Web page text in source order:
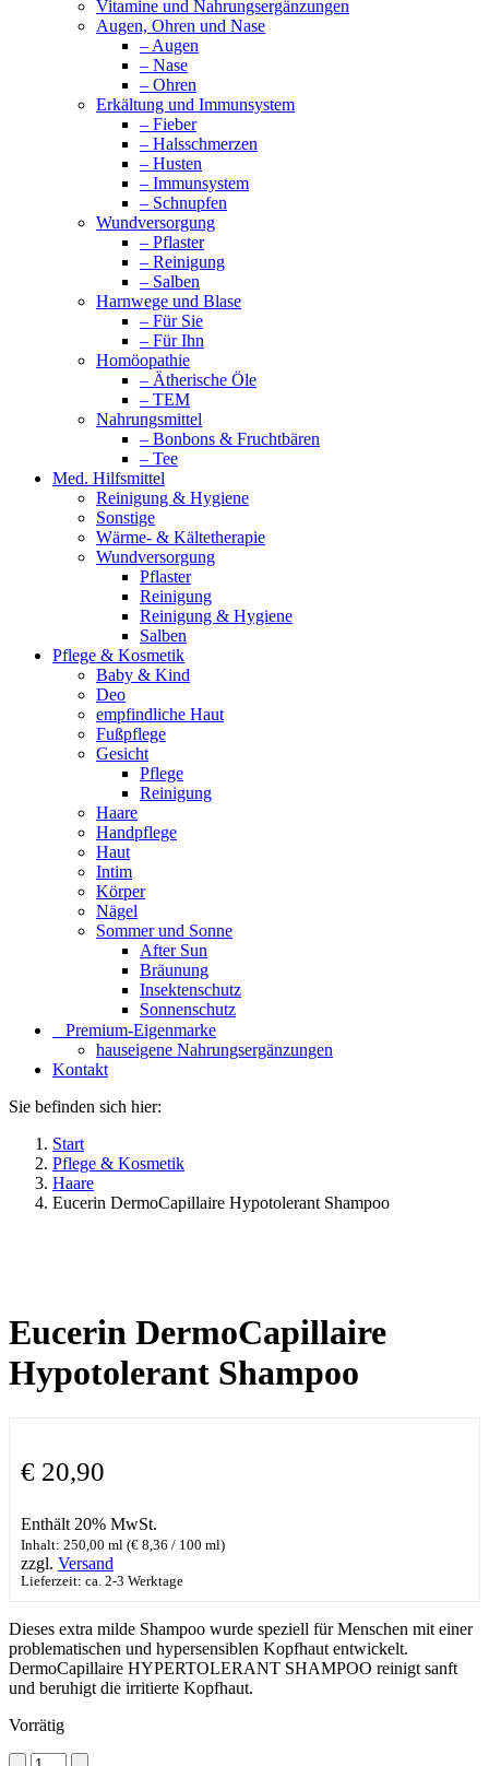
Vitamine und Nahrungsergänzungen
Augen, Ohren und Nase
– Augen
– Nase
– Ohren
Erkältung und Immunsystem
– Fieber
– Halsschmerzen
– Husten
– Immunsystem
– Schnupfen
Wundversorgung
– Pflaster
– Reinigung
– Salben
Harnwege und Blase
– Für Sie
– Für Ihn
Homöopathie
– Ätherische Öle
– TEM
Nahrungsmittel
– Bonbons & Fruchtbären
– Tee
Med. Hilfsmittel
Reinigung & Hygiene
Sonstige
Wärme- & Kältetherapie
Wundversorgung
Pflaster
Reinigung
Reinigung & Hygiene
Salben
Pflege & Kosmetik
Baby & Kind
Deo
empfindliche Haut
Fußpflege
Gesicht
Pflege
Reinigung
Haare
Handpflege
Haut
Intim
Körper
Nägel
Sommer und Sonne
After Sun
Bräunung
Insektenschutz
Sonnenschutz
⠀​Premium-Eigenmarke
hauseigene Nahrungsergänzungen
Kontakt
Sie befinden sich hier:
Start
Pflege & Kosmetik
Haare
Eucerin DermoCapillaire Hypotolerant Shampoo
Eucerin DermoCapillaire
Hypotolerant Shampoo
€ 20,90
Enthält 20% MwSt.
Inhalt: 250,00 ml (€ 8,36 / 100 ml)
zzgl. Versand
Lieferzeit: ca. 2-3 Werktage
Dieses extra milde Shampoo wurde speziell für Menschen mit einer
problematischen und hypersensiblen Kopfhaut entwickelt.
DermoCapillaire HYPERTOLERANT SHAMPOO reinigt sanft
und beruhigt die irritierte Kopfhaut.
Vorrätig
Eucerin